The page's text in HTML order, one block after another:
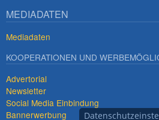
MEDIADATEN
Mediadaten
KOOPERATIONEN UND
Advertorial
Newsletter
Social Media Einbindung
Bannerwerbung